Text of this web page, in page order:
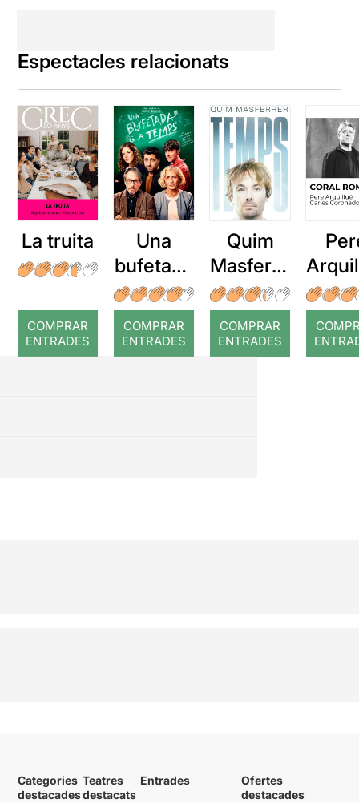
Espectacles relacionats
La truita
COMPRAR
ENTRADES
Una
bufetada
a temps
COMPRAR
ENTRADES
Quim
Masferre
r: Temps
COMPRAR
ENTRADES
:
Categories
destacades
Teatres
destacats
Entrades
Ofertes
destacades